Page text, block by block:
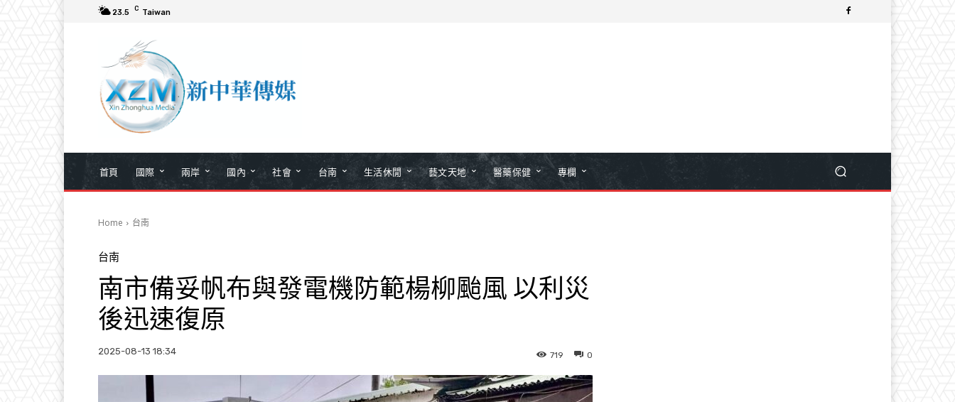
23.5 C Taiwan
首頁 國際 兩岸 國內 社會 台南 生活休閒 藝文天地 醫藥保健 專欄
Home 台南
台南
南市備妥帆布與發電機防範楊柳颱風 以利災
後迅速復原
2025-08-13 18:34 0
719